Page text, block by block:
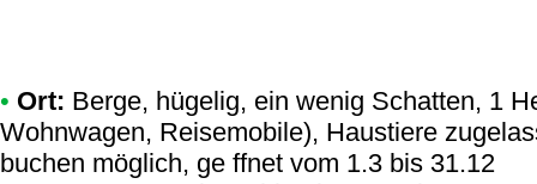
• Ort: Berge, hügelig, ein wenig Schatten, 1
Wohnwagen, Reisemobile), Haustiere
buchen möglich, ge ffnet vom 1.3 bis 31.12